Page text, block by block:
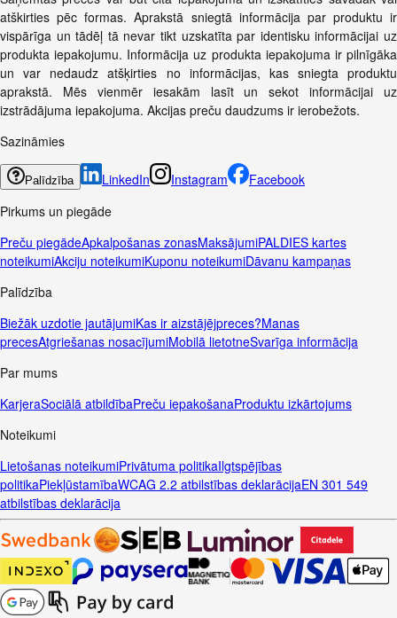
atškirties pēc formas. Aprakstā sniegtā informācija par produktu ir
vispārīga un tādēļ tā nevar tikt uzskatīta par identisku informācijai uz
produkta iepakojumu. Informācija uz produkta iepakojuma ir pilnīgāka
un var nedaudz atšķirties no informācijas, kas sniegta produktu
aprakstā. Mēs vienmēr iesakām lasīt un sekot informācijai uz
izstrādājuma iepakojuma. Akcijas preču daudzums ir ierobežots.
Sazināmies
Palīdzība LinkedIn Instagram
Facebook
Pirkums un piegāde
Preču piegādeApkalpošanas zonasMaksājumiPALDIES kartes
noteikumiAkciju noteikumiKuponu noteikumiDāvanu kampaņas
Palīdzība
Biežāk uzdotie jautājumiKas ir aizstājējpreces?Manas
precesAtgriešanas nosacījumiMobilā lietotneSvarīga informācija
Par mums
KarjeraSociālā atbildībaPreču iepakošanaProduktu izkārtojums
Noteikumi
Lietošanas noteikumiPrivātuma politikaIlgtspējības
politikaPiekļūstamībaWCAG 2.2 atbilstības deklarācijaEN 301 549
atbilstības deklarācija